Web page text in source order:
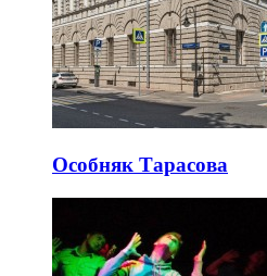
Особняк Тарасова